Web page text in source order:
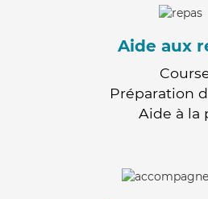
Aide aux
Préparation
Aide à la